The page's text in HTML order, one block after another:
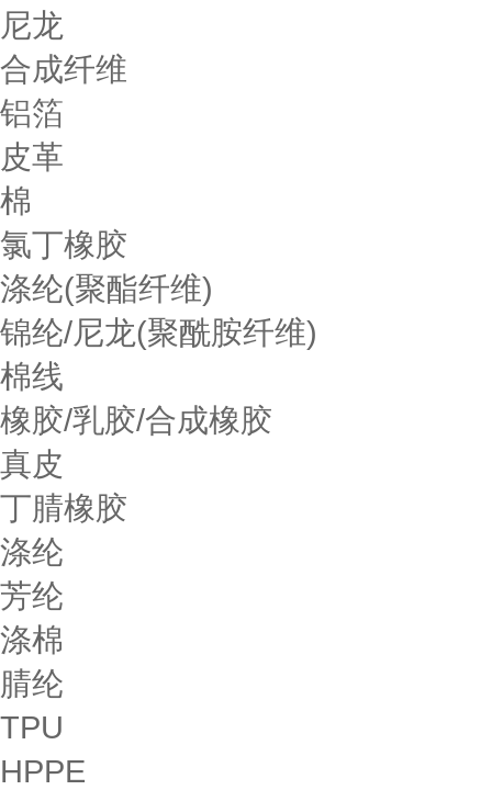
尼龙
合成纤维
铝箔
皮革
棉
氯丁橡胶
涤纶(聚酯纤维)
锦纶/尼龙(聚酰胺纤维)
棉线
橡胶/乳胶/合成橡胶
真皮
丁腈橡胶
涤纶
芳纶
涤棉
腈纶
TPU
HPPE